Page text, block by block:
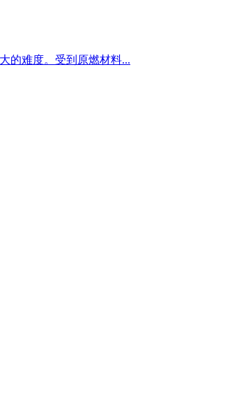
的难度。受到原燃材料...